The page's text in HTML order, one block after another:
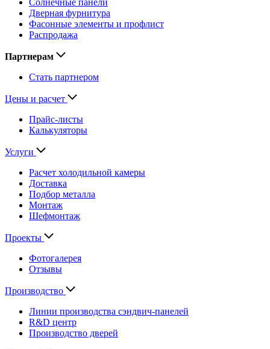
Солнечные панели
Дверная фурнитура
Фасонные элементы и профлист
Распродажа
Партнерам
Стать партнером
Цены и расчет
Прайс-листы
Калькуляторы
Услуги
Расчет холодильной камеры
Доставка
Подбор металла
Монтаж
Шефмонтаж
Проекты
Фотогалерея
Отзывы
Производство
Линии производства сэндвич-панелей
R&D центр
Производство дверей